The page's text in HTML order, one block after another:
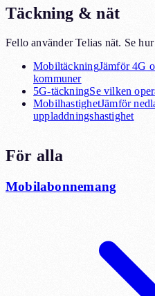
Täckning & nät
Fello använder Telias nät. Se
MobiltäckningJämför 4G
kommuner
5G-täckningSe vilken
MobilhastighetJämför
uppladdningshastighet
För alla
Mobilabonnemang